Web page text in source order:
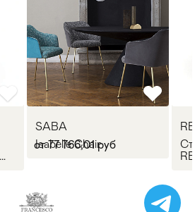
SABA
Isabelle Chair
от 77 766,01 руб